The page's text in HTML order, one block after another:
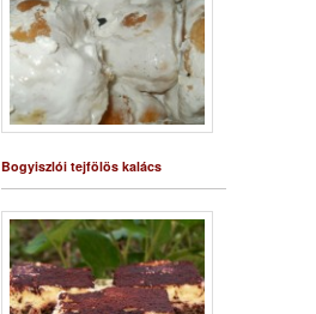
Bogyiszlói tejfölös kalács